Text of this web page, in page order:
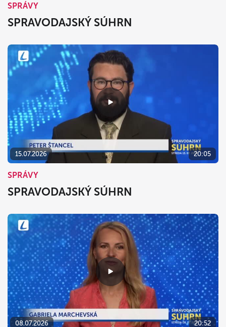
SPRÁVY
SPRAVODAJSKÝ SÚHRN
15.07.2026 20:05
SPRÁVY
SPRAVODAJSKÝ SÚHRN
08.07.2026 20:52